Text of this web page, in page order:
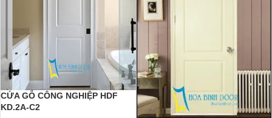
CỬA GỖ CÔNG NGHIỆP HDF
KD.2A-C2